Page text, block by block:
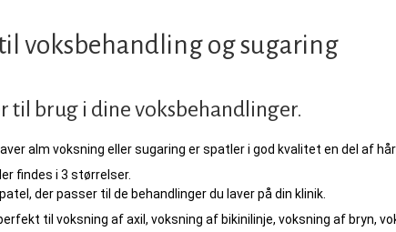
voksbehandling og sugaring
til brug i dine voksbehandlinger.
alm voksning eller sugaring er spatler i god kvalitet en del af
findes i 3 størrelser.
der passer til de behandlinger du laver på din klinik.
til voksning af axil, voksning af bikinilinje, voksning af bryn,